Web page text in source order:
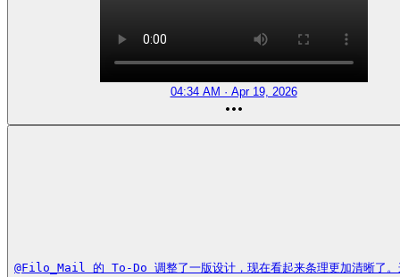
04:34 AM · Apr 19, 2026
@Filo_Mail 的 To-Do 调整了一版设计，现在看起来条理更加清晰了